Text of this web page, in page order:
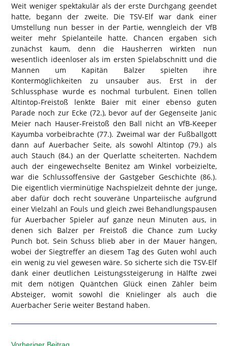
Weit weniger spektakulär als der erste Durchgang geendet
hatte, begann der zweite. Die TSV-Elf war dank einer
Umstellung nun besser in der Partie, wenngleich der VfB
weiter mehr Spielanteile hatte. Chancen ergaben sich
zunächst kaum, denn die Hausherren wirkten nun
wesentlich ideenloser als im ersten Spielabschnitt und die
Mannen um Kapitän Balzer spielten ihre
Kontermöglichkeiten zu unsauber aus. Erst in der
Schlussphase wurde es nochmal turbulent. Einen tollen
Altintop-Freistoß lenkte Baier mit einer ebenso guten
Parade noch zur Ecke (72.), bevor auf der Gegenseite Janic
Meier nach Hauser-Freistoß den Ball nicht an VfB-Keeper
Kayumba vorbeibrachte (77.). Zweimal war der Fußballgott
dann auf Auerbacher Seite, als sowohl Altintop (79.) als
auch Stauch (84.) an der Querlatte scheiterten. Nachdem
auch der eingewechselte Benitez am Winkel vorbeizielte,
war die Schlussoffensive der Gastgeber Geschichte (86.).
Die eigentlich vierminütige Nachspielzeit dehnte der junge,
aber dafür doch recht souveräne Unparteiische aufgrund
einer Vielzahl an Fouls und gleich zwei Behandlungspausen
für Auerbacher Spieler auf ganze neun Minuten aus, in
denen sich Balzer per Freistoß die Chance zum Lucky
Punch bot. Sein Schuss blieb aber in der Mauer hängen,
wobei der Siegtreffer an diesem Tag des Guten wohl auch
ein wenig zu viel gewesen wäre. So sicherte sich die TSV-Elf
dank einer deutlichen Leistungssteigerung in Hälfte zwei
mit dem nötigen Quäntchen Glück einen Zähler beim
Absteiger, womit sowohl die Knielinger als auch die
Auerbacher Serie weiter Bestand haben.